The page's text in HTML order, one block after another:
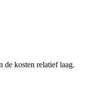
de kosten relatief laag.